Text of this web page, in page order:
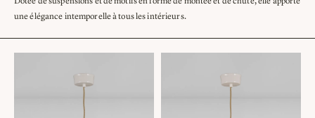
une élégance intemporelle à tous les intérieurs.